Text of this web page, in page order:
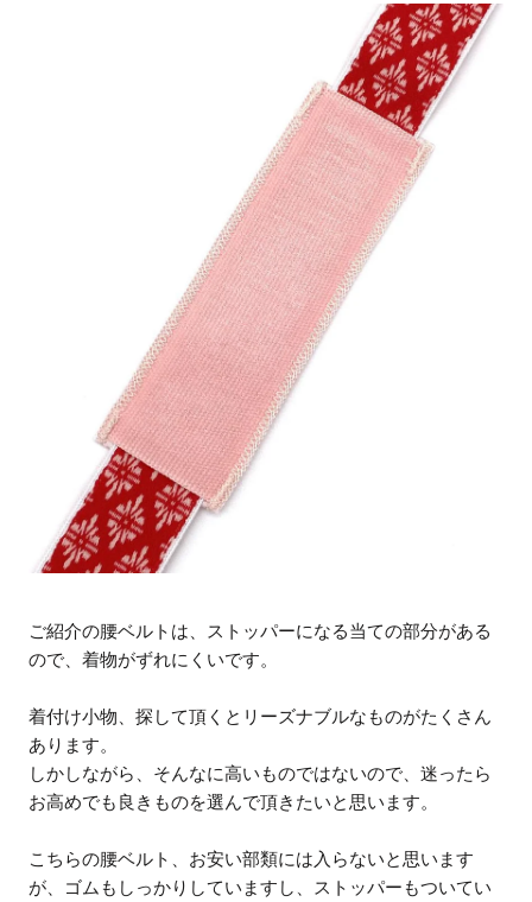
ご紹介の腰ベルトは、ストッパーになる当ての部分がある
ので、着物がずれにくいです。
着付け小物、探して頂くとリーズナブルなものがたくさん
あります。
しかしながら、そんなに高いものではないので、迷ったら
お高めでも良きものを選んで頂きたいと思います。
こちらの腰ベルト、お安い部類には入らないと思います
が、ゴムもしっかりしていますし、ストッパーもついてい